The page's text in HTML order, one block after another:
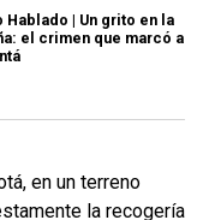
Hablado | Un grito en la
el crimen que marcó a
en un terreno
la recogería